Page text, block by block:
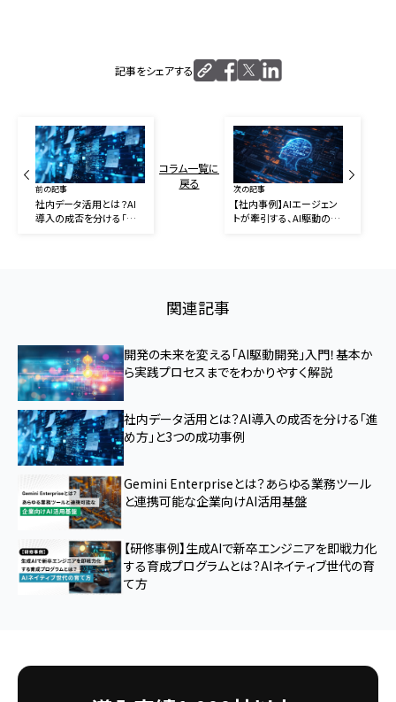
記事をシェアする
前の記事
社内データ活用とは？AI
導入の成否を分ける「進
コラム一覧に
戻る
次の記事
【社内事例】AIエージェン
トが牽引する、AI駆動のセ
関連記事
開発の未来を変える「AI駆動開発」入門！基本か
ら実践プロセスまでをわかりやすく解説
社内データ活用とは？AI導入の成否を分ける「進
め方」と3つの成功事例
Gemini Enterpriseとは？あらゆる業務ツール
と連携可能な企業向けAI活用基盤
【研修事例】生成AIで新卒エンジニアを即戦力化
する育成プログラムとは？AIネイティブ世代の育
て方